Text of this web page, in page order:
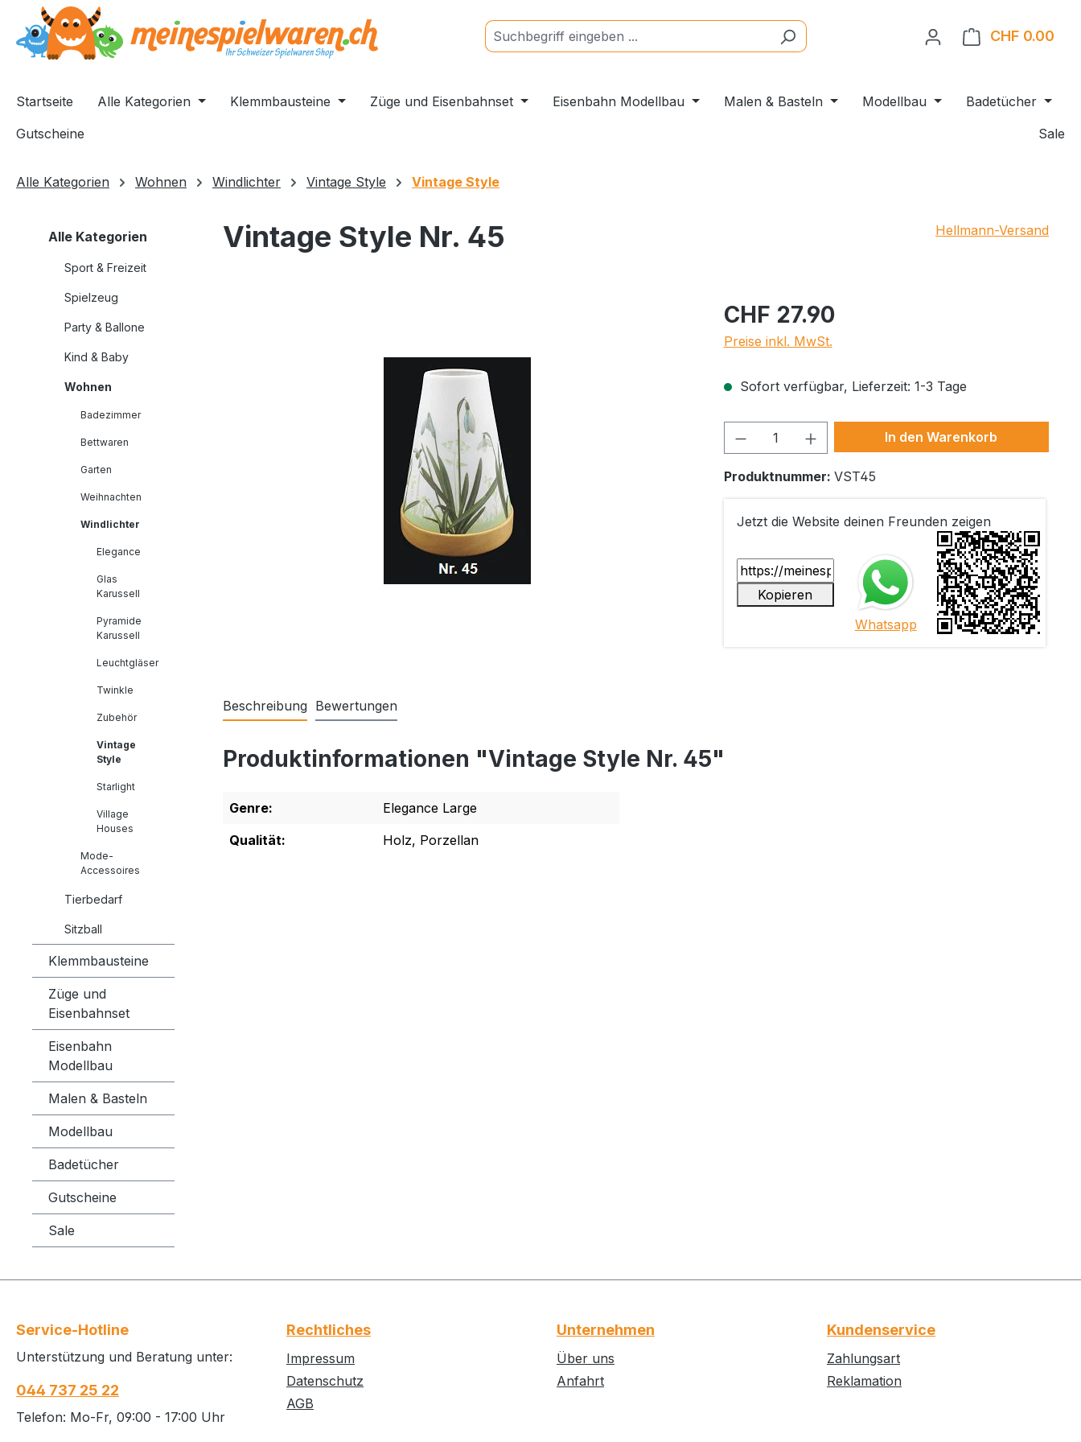
Zur Hauptnavigation springen
CHF 0.00
Startseite Alle Kategorien Klemmbausteine Züge und Eisenbahnset Eisenbahn Modellbau Malen & Basteln Modellbau
Badetücher
Gutscheine
Sale
Alle Kategorien Wohnen Windlichter Vintage Style Vintage Style
Alle Kategorien
Sport & Freizeit
Spielzeug
Party & Ballone
Kind & Baby
Wohnen
Badezimmer
Bettwaren
Garten
Weihnachten
Windlichter
Elegance
Glas
Karussell
Pyramide
Karussell
Leuchtgläser
Twinkle
Zubehör
Vintage
Style
Starlight
Village
Houses
Mode-
Accessoires
Tierbedarf
Sitzball
Klemmbausteine
Züge und
Eisenbahnset
Eisenbahn
Modellbau
Malen & Basteln
Modellbau
Badetücher
Gutscheine
Sale
Vintage Style Nr. 45 Hellmann-Versand
CHF 27.90
Preise inkl. MwSt.
Sofort verfügbar, Lieferzeit: 1-3 Tage
Produkt Anzahl: Gib den
In den Warenkorb
Produktnummer: VST45
Jetzt die Website deinen Freunden zeigen
Kopieren
Whatsapp
Beschreibung Bewertungen
Produktinformationen "Vintage Style Nr. 45"
Genre:
Elegance Large
Qualität:
Holz, Porzellan
Service-Hotline
Unterstützung und Beratung unter:
044 737 25 22
Telefon: Mo-Fr, 09:00 - 17:00 Uhr
Rechtliches
Impressum
Datenschutz
AGB
Unternehmen
Über uns
Anfahrt
Kundenservice
Zahlungsart
Reklamation